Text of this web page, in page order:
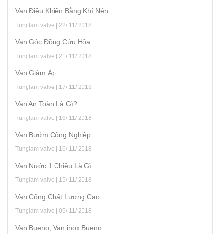
Van Điều Khiển Bằng Khí Nén
Tunglam valve | 22/ 11/ 2018
Van Góc Đồng Cứu Hỏa
Tunglam valve | 21/ 11/ 2018
Van Giảm Áp
Tunglam valve | 17/ 11/ 2018
Van An Toàn Là Gì?
Tunglam valve | 16/ 11/ 2018
Van Bướm Công Nghiệp
Tunglam valve | 16/ 11/ 2018
Van Nước 1 Chiều Là Gì
Tunglam valve | 15/ 11/ 2018
Van Cổng Chất Lượng Cao
Tunglam valve | 05/ 11/ 2018
Van Bueno, Van inox Bueno